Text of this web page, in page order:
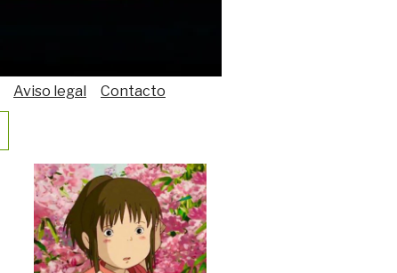
Aviso legal Contacto